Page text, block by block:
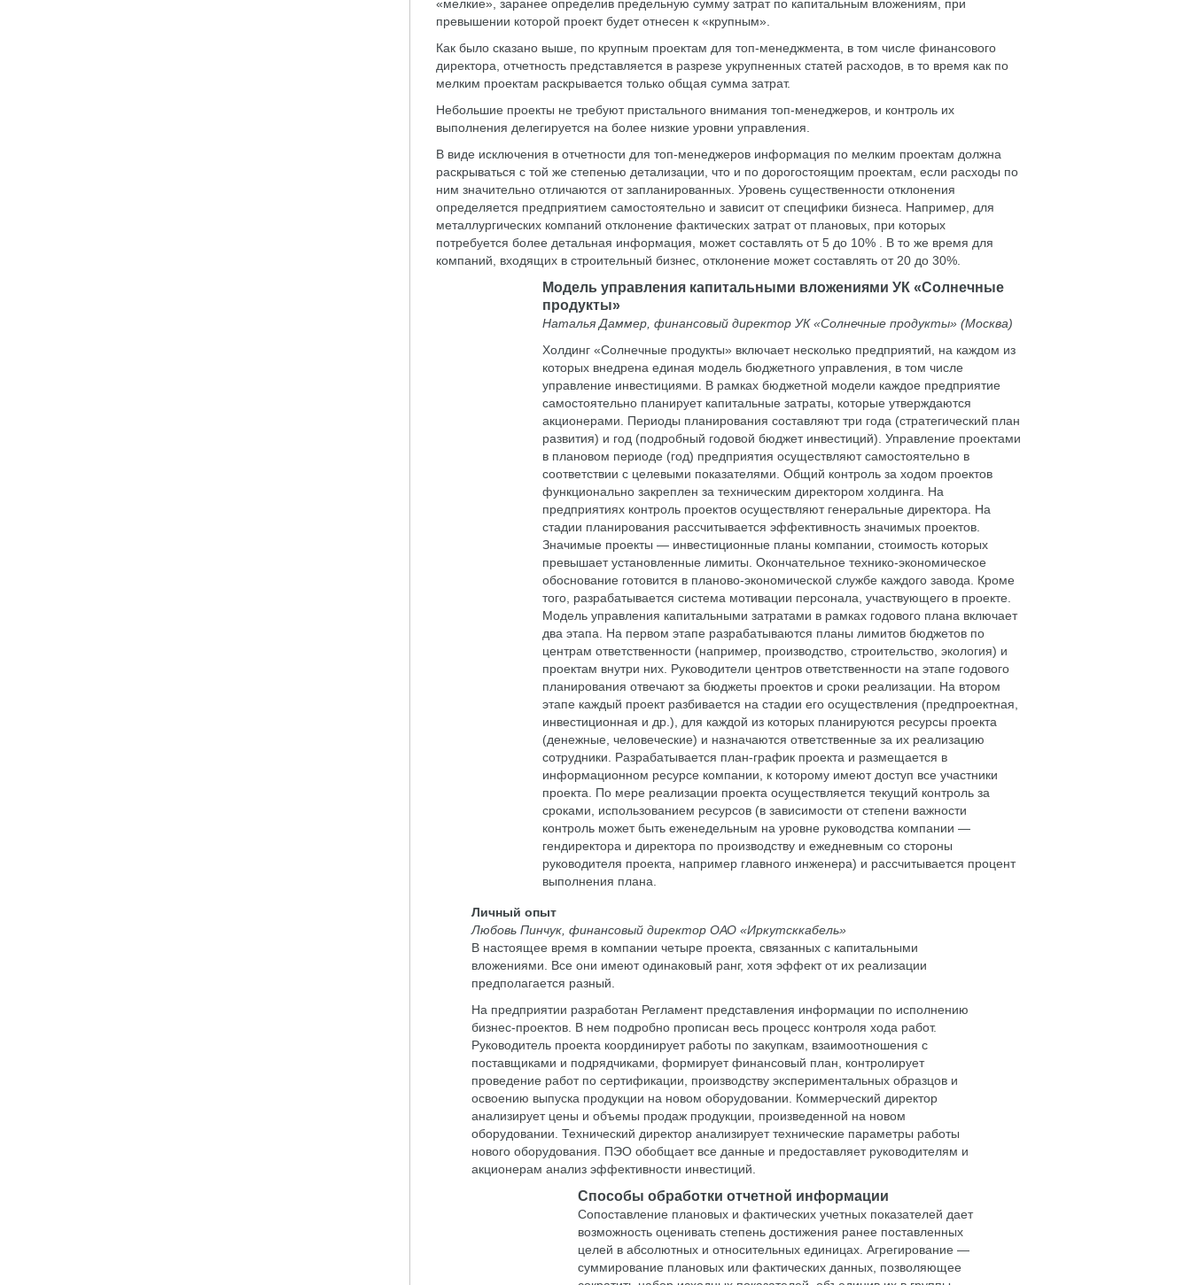
«мелкие», заранее определив предельную сумму затрат по капитальным вложениям, при
превышении которой проект будет отнесен к «крупным».
Как было сказано выше, по крупным проектам для топ-менеджмента, в том числе финансового
директора, отчетность представляется в разрезе укрупненных статей расходов, в то время как по
мелким проектам раскрывается только общая сумма затрат.
Небольшие проекты не требуют пристального внимания топ-менеджеров, и контроль их
выполнения делегируется на более низкие уровни управления.
В виде исключения в отчетности для топ-менеджеров информация по мелким проектам должна
раскрываться с той же степенью детализации, что и по дорогостоящим проектам, если расходы по
ним значительно отличаются от запланированных. Уровень существенности отклонения
определяется предприятием самостоятельно и зависит от специфики бизнеса. Например, для
металлургических компаний отклонение фактических затрат от плановых, при которых
потребуется более детальная информация, может составлять от 5 до 10% . В то же время для
компаний, входящих в строительный бизнес, отклонение может составлять от 20 до 30%.
Модель управления капитальными вложениями УК «Солнечные
продукты»
Наталья Даммер, финансовый директор УК «Солнечные продукты» (Москва)
Холдинг «Солнечные продукты» включает несколько предприятий, на каждом из
которых внедрена единая модель бюджетного управления, в том числе
управление инвестициями. В рамках бюджетной модели каждое предприятие
самостоятельно планирует капитальные затраты, которые утверждаются
акционерами. Периоды планирования составляют три года (стратегический план
развития) и год (подробный годовой бюджет инвестиций). Управление проектами
в плановом периоде (год) предприятия осуществляют самостоятельно в
соответствии с целевыми показателями. Общий контроль за ходом проектов
функционально закреплен за техническим директором холдинга. На
предприятиях контроль проектов осуществляют генеральные директора. На
стадии планирования рассчитывается эффективность значимых проектов.
Значимые проекты — инвестиционные планы компании, стоимость которых
превышает установленные лимиты. Окончательное технико-экономическое
обоснование готовится в планово-экономической службе каждого завода. Кроме
того, разрабатывается система мотивации персонала, участвующего в проекте.
Модель управления капитальными затратами в рамках годового плана включает
два этапа. На первом этапе разрабатываются планы лимитов бюджетов по
центрам ответственности (например, производство, строительство, экология) и
проектам внутри них. Руководители центров ответственности на этапе годового
планирования отвечают за бюджеты проектов и сроки реализации. На втором
этапе каждый проект разбивается на стадии его осуществления (предпроектная,
инвестиционная и др.), для каждой из которых планируются ресурсы проекта
(денежные, человеческие) и назначаются ответственные за их реализацию
сотрудники. Разрабатывается план-график проекта и размещается в
информационном ресурсе компании, к которому имеют доступ все участники
проекта. По мере реализации проекта осуществляется текущий контроль за
сроками, использованием ресурсов (в зависимости от степени важности
контроль может быть еженедельным на уровне руководства компании —
гендиректора и директора по производству и ежедневным со стороны
руководителя проекта, например главного инженера) и рассчитывается процент
выполнения плана.
Личный опыт
Любовь Пинчук, финансовый директор ОАО «Иркутсккабель»
В настоящее время в компании четыре проекта, связанных с капитальными
вложениями. Все они имеют одинаковый ранг, хотя эффект от их реализации
предполагается разный.
На предприятии разработан Регламент представления информации по исполнению
бизнес-проектов. В нем подробно прописан весь процесс контроля хода работ.
Руководитель проекта координирует работы по закупкам, взаимоотношения с
поставщиками и подрядчиками, формирует финансовый план, контролирует
проведение работ по сертификации, производству экспериментальных образцов и
освоению выпуска продукции на новом оборудовании. Коммерческий директор
анализирует цены и объемы продаж продукции, произведенной на новом
оборудовании. Технический директор анализирует технические параметры работы
нового оборудования. ПЭО обобщает все данные и предоставляет руководителям и
акционерам анализ эффективности инвестиций.
Способы обработки отчетной информации
Сопоставление плановых и фактических учетных показателей дает
возможность оценивать степень достижения ранее поставленных
целей в абсолютных и относительных единицах. Агрегирование —
суммирование плановых или фактических данных, позволяющее